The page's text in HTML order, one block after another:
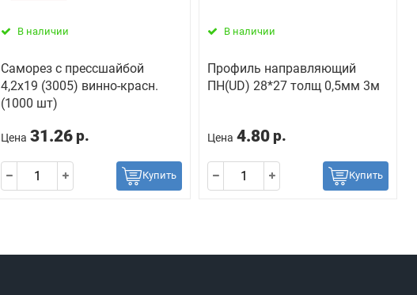
В наличии
Саморез с прессшайбой
4,2х19 (3005) винно-красн.
(1000 шт)
Цена 31.26 р.
Купить
В наличии
Профиль направляющий
ПН(UD) 28*27 толщ 0,5мм 3м
Цена 4.80 р.
Купить